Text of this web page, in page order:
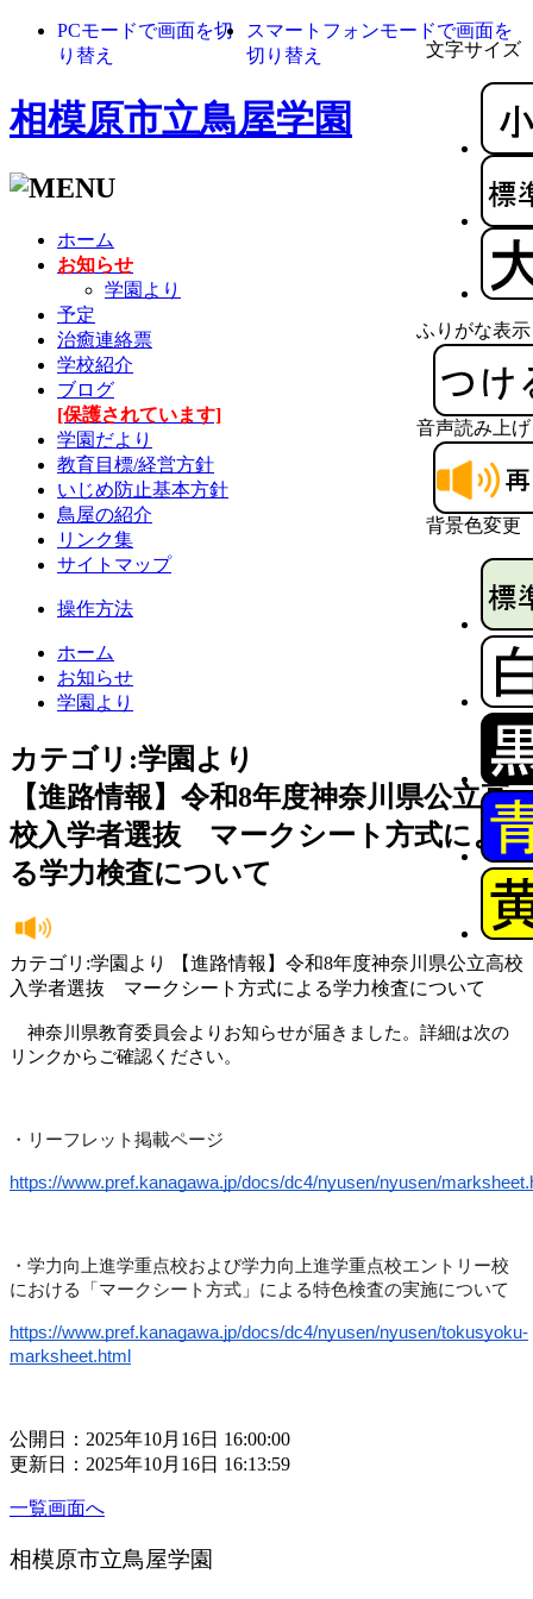
文字サイズ
ふりがな表示
音声読み上げ
背景色変更
PCモードで画面を切
り替え
スマートフォンモードで画面を
切り替え
相模原市立鳥屋学園
ホーム
お知らせ
学園より
予定
治癒連絡票
学校紹介
ブログ
[保護されています]
学園だより
教育目標/経営方針
いじめ防止基本方針
鳥屋の紹介
リンク集
サイトマップ
操作方法
ホーム
お知らせ
学園より
カテゴリ:学園より
【進路情報】令和8年度神奈川県公立高
校入学者選抜 マークシート方式によ
る学力検査について
カテゴリ:学園より 【進路情報】令和8年度神奈川県公立高校
入学者選抜 マークシート方式による学力検査について
神奈川県教育委員会よりお知らせが届きました。詳細は次の
リンクからご確認ください。
・リーフレット掲載ページ
https://www.pref.kanagawa.jp/docs/dc4/nyusen/nyusen/
・学力向上進学重点校および学力向上進学重点校エントリー校
における「マークシート方式」による特色検査の実施について
https://www.pref.kanagawa.jp/docs/dc4/nyusen/nyusen/tokusyoku-
marksheet.html
公開日：2025年10月16日 16:00:00
更新日：2025年10月16日 16:13:59
一覧画面へ
相模原市立鳥屋学園